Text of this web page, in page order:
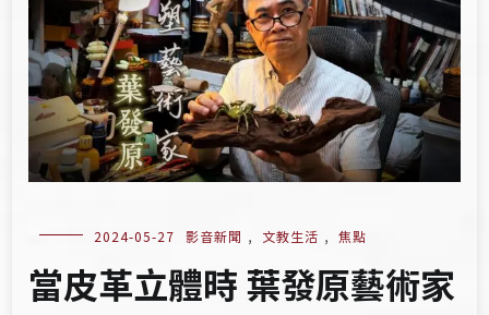
2024-05-27 影音新聞 , 文教生活 , 焦點
當皮革立體時 葉發原藝術家